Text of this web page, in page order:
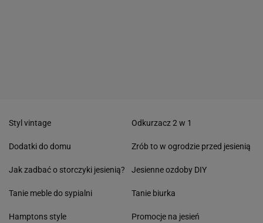
Styl vintage
Dodatki do domu
Jak zadbać o storczyki jesienią?
Tanie meble do sypialni
Hamptons style
Odkurzacz 2 w 1
Zrób to w ogrodzie przed jesienią
Jesienne ozdoby DIY
Tanie biurka
Promocje na jesień